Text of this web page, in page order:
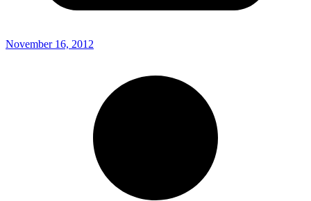
November 16, 2012